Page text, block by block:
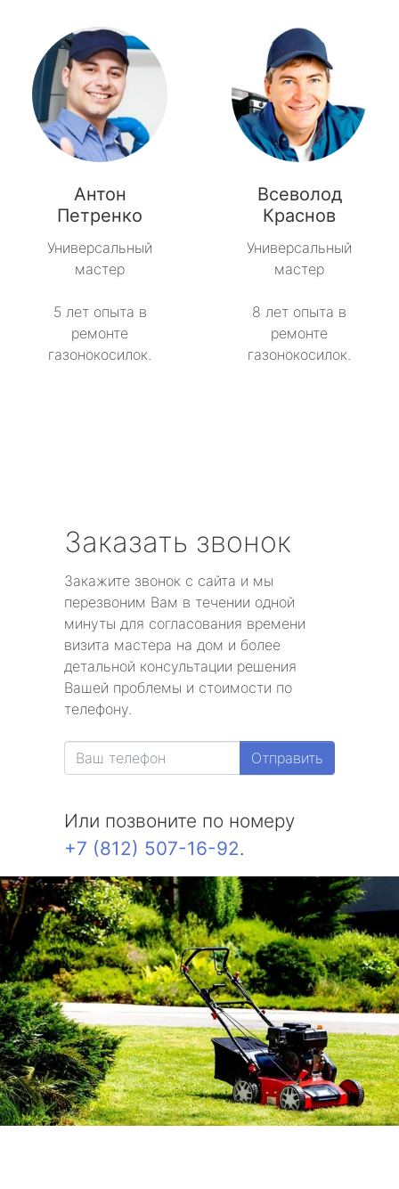
Антон
Петренко
Универсальный
мастер
5 лет опыта в
ремонте
газонокосилок.
Всеволод
Краснов
Универсальный
мастер
8 лет опыта в
ремонте
газонокосилок.
Заказать звонок
Закажите звонок с сайта и мы
перезвоним Вам в течении одной
минуты для согласования времени
визита мастера на дом и более
детальной консультации решения
Вашей проблемы и стоимости по
телефону.
Отправить
Или позвоните по номеру
+7 (812) 507-16-92.